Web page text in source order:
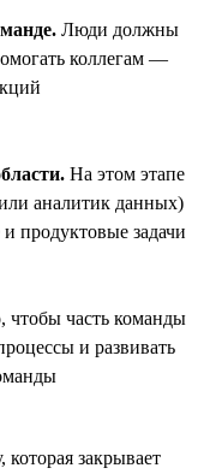
Люди должны
коллегам —
На этом этапе
аналитик данных)
продуктовые задачи
чтобы часть команды
и развивать
закрывает